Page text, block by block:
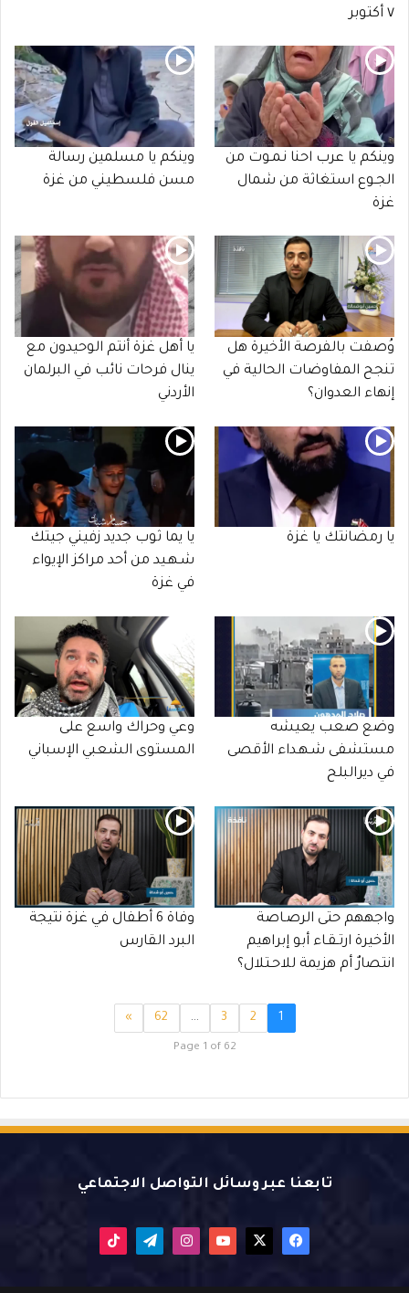
٧ أكتوبر
وينكم يا عرب احنا نـمـوت من
الجـوع استغاثة من شمال
غزة
وينكم يا مسلمين رسالة
مسن فلسطيني من غزة
وُصفت بالفرصة الأخيرة هل
تنجح المفاوضات الحالية في
إنهاء العدوان؟
يا أهل غزة أنتم الوحيدون مع
ينال فرحات نائب في البرلمان
الأردني
يا رمضانتك يا غزة
يا يما ثوب جديد زفيني جيتك
شـهـيد من أحد مراكز الإيواء
في غزة
وضع صعب يعيشه
مستشفى شـهـداء الأقصى
في ديرالبلح
وعي وحراك واسع على
المستوى الشعبي الإسباني
واجههم حتى الرصـاصة
الأخيرة ارتـقـاء أبو إبراهيم
انتصارٌ أم هزيمة للاحـتلال؟
وفاة 6 أطفال في غزة نتيجة
البرد القارس
1
2
3
…
62
»
Page 1 of 62
تابعنا عبر وسائل التواصل الاجتماعي
فيسبوك يوتيوب انستقرام تيلقرام